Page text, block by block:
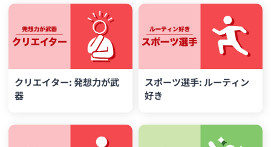
クリエイター: 発想力が武
器
スポーツ選手: ルーティン
好き